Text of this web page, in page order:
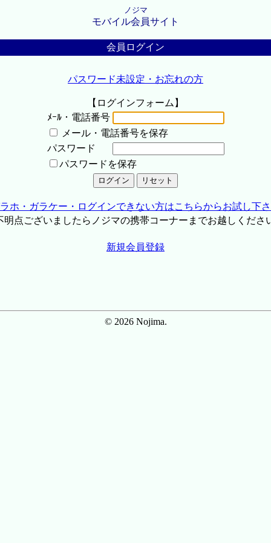
ノジマ
モバイル会員サイト
会員ログイン
パスワード未設定・お忘れの方
【ログインフォーム】
ﾒｰﾙ・電話番号
メール・電話番号を保存
パスワード
パスワードを保存
ホ・ガラケー・ログインできない方はこちらからお試し下
点ございましたらノジマの携帯コーナーまでお越しくださ
新規会員登録
© 2026 Nojima.